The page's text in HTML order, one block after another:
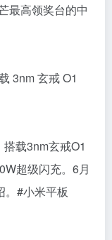
最高领奖台的中
3nm 玄戒 O1
载3nm玄戒O1
超级闪充。6月
。#小米平板